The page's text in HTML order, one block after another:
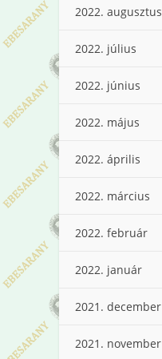
2022. augusztus
2022. július
2022. június
2022. május
2022. április
2022. március
2022. február
2022. január
2021. december
2021. november